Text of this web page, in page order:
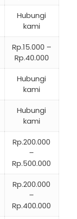
Hubungi
kami
Rp.15.000 –
Rp.40.000
Hubungi
kami
Hubungi
kami
Rp.200.000
–
Rp.500.000
Rp.200.000
–
Rp.400.000